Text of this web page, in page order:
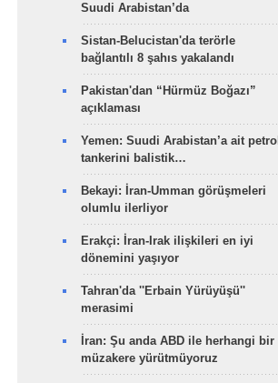
Suudi Arabistan’da
Sistan-Belucistan'da terörle
bağlantılı 8 şahıs yakalandı
Pakistan'dan “Hürmüz Boğazı”
açıklaması
Yemen: Suudi Arabistan’a ait petrol
tankerini balistik…
Bekayi: İran-Umman görüşmeleri
olumlu ilerliyor
Erakçi: İran-Irak ilişkileri en iyi
dönemini yaşıyor
Tahran'da ''Erbain Yürüyüşü''
merasimi
İran: Şu anda ABD ile herhangi bir
müzakere yürütmüyoruz